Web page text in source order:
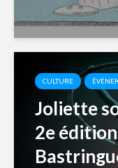
CULTURE
Joliette
2e